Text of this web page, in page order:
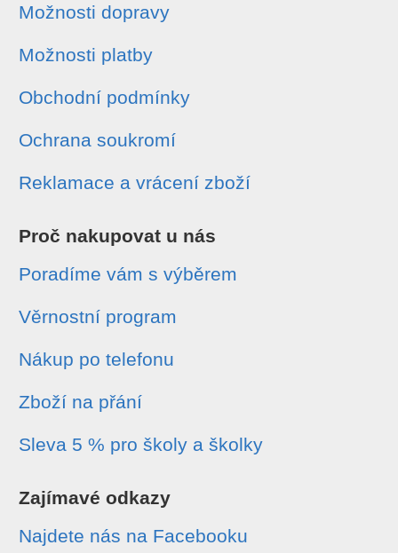
Možnosti dopravy
Možnosti platby
Obchodní podmínky
Ochrana soukromí
Reklamace a vrácení zboží
Proč nakupovat u nás
Poradíme vám s výběrem
Věrnostní program
Nákup po telefonu
Zboží na přání
Sleva 5 % pro školy a školky
Zajímavé odkazy
Najdete nás na Facebooku